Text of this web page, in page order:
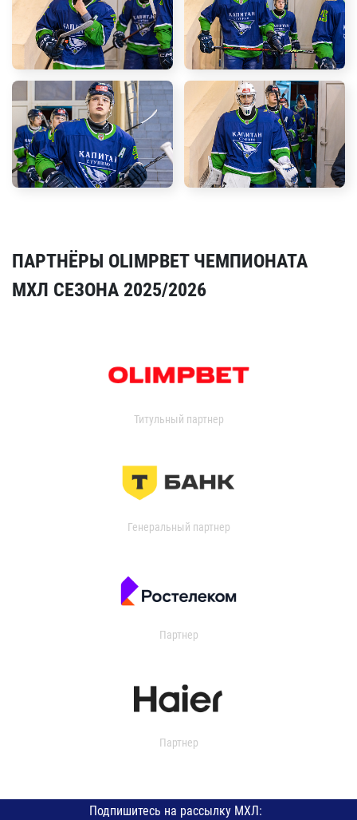
ПАРТНЁРЫ OLIMPBET ЧЕМПИОНАТА
МХЛ СЕЗОНА 2025/2026
Титульный партнер
Генеральный партнер
Партнер
Партнер
Подпишитесь на рассылку МХЛ: